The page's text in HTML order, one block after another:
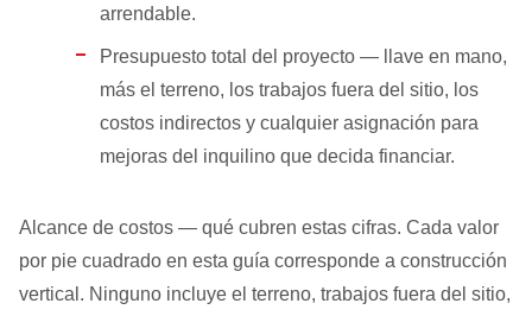
arrendable.
Presupuesto total del proyecto — llave en mano,
más el terreno, los trabajos fuera del sitio, los
costos indirectos y cualquier asignación para
mejoras del inquilino que decida financiar.
Alcance de costos — qué cubren estas cifras. Cada valor
por pie cuadrado en esta guía corresponde a construcción
vertical. Ninguno incluye el terreno, trabajos fuera del sitio,